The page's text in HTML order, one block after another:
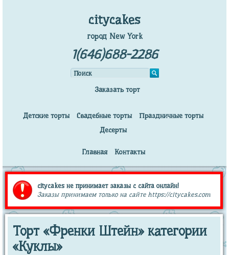
citycakes
город New York
1(646)688-2286
Заказать торт
Детские торты Свадебные торты
Праздничные торты
Десерты
Главная Контакты
citycakes не принимает заказы с сайта онлайн!
Заказы принимаем только на сайте https://citycakes.com
Торт «Френки Штейн» категории
«Куклы»